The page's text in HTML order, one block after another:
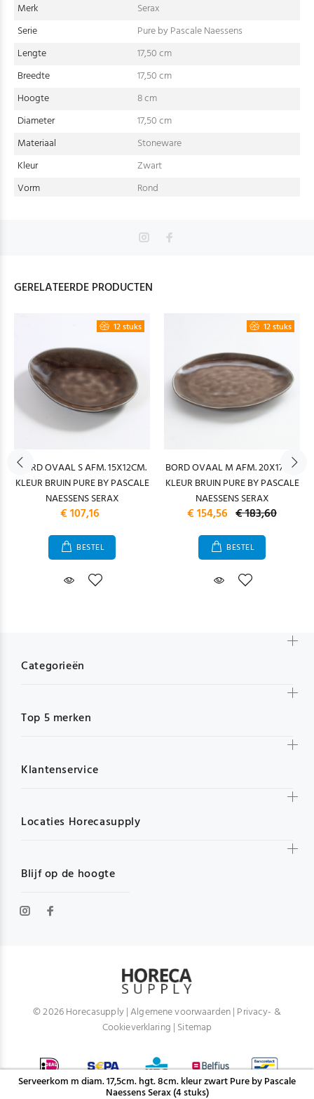
Merk
Serax
Serie
Pure by Pascale Naessens
Lengte
17,50 cm
Breedte
17,50 cm
Hoogte
8 cm
Diameter
17,50 cm
Materiaal
Stoneware
Kleur
Zwart
Vorm
Rond
GERELATEERDE PRODUCTEN
12 stuks
BORD OVAAL S AFM. 15X12CM.
KLEUR BRUIN PURE BY PASCALE
NAESSENS SERAX
€ 107,16
BESTEL
12 stuks
BORD OVAAL M AFM. 20X17CM.
KLEUR BRUIN PURE BY PASCALE
NAESSENS SERAX
€ 154,56 € 183,60
BESTEL
Serveerkom m diam. 17,5cm. hgt. 8cm. kleur zwart Pure by Pascale
Naessens Serax (4 stuks)
Blijf op de hoogte
Categorieën
Top 5 merken
Klantenservice
Locaties Horecasupply
© 2026 Horecasupply |Algemene voorwaarden| Privacy- &
Cookieverklaring | Sitemap